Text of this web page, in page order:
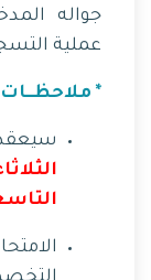
جواله
عملية
*